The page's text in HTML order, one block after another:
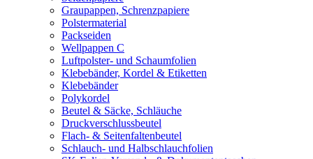
Graupappen, Schrenzpapiere
Polstermaterial
Packseiden
Wellpappen C
Luftpolster- und Schaumfolien
Klebebänder, Kordel & Etiketten
Klebebänder
Polykordel
Beutel & Säcke, Schläuche
Druckverschlussbeutel
Flach- & Seitenfaltenbeutel
Schlauch- und Halbschlauchfolien